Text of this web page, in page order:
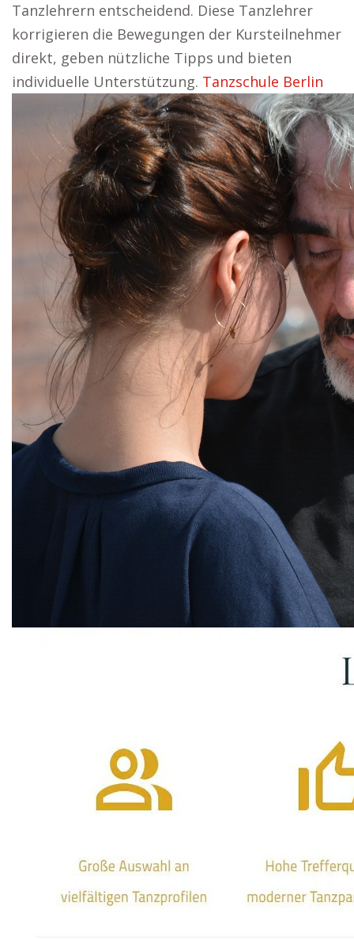
Tanzlehrern entscheidend. Diese Tanzlehrer
korrigieren die Bewegungen der Kursteilnehmer
direkt, geben nützliche Tipps und bieten
individuelle Unterstützung. Tanzschule Berlin